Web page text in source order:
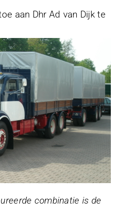
aan Dhr Ad van Dijk te
combinatie is de